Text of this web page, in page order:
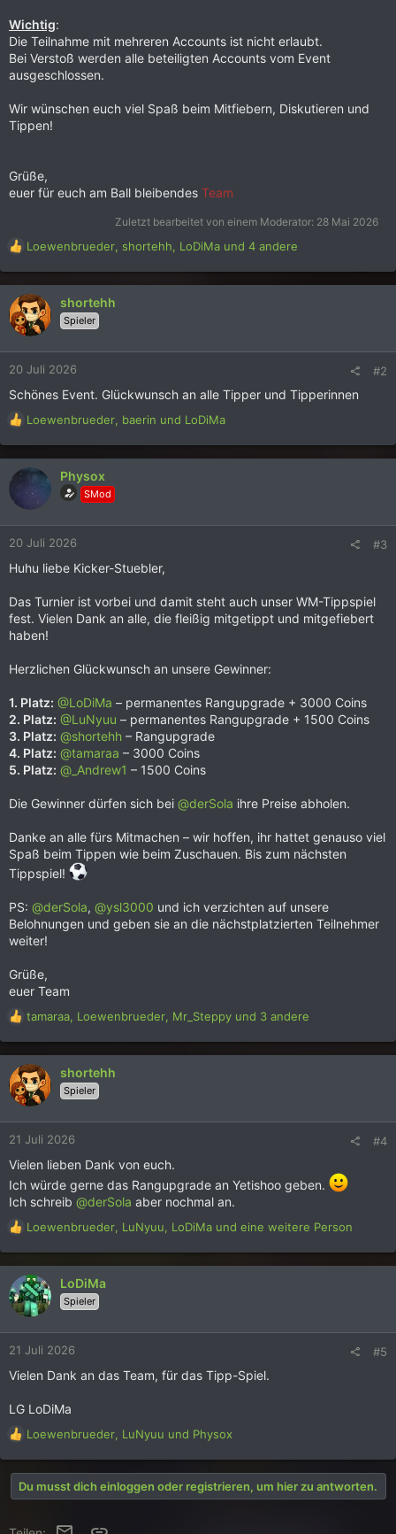
Wichtig:
Die Teilnahme mit mehreren Accounts ist nicht erlaubt.
Bei Verstoß werden alle beteiligten Accounts vom Event
ausgeschlossen.
Wir wünschen euch viel Spaß beim Mitfiebern, Diskutieren und
Tippen!
Grüße,
euer für euch am Ball bleibendes Team
Zuletzt bearbeitet von einem Moderator: 28 Mai 2026
R
k
t
i
o
n
e
n
Loewenbrueder shortehh LoDiMa und 4 andere
shortehh
Spieler
20 Juli 2026 #2
Schönes Event. Glückwunsch an alle Tipper und Tipperinnen
R
k
o
n
e
n
Loewenbrueder baerin und LoDiMa
Physox
SMod
20 Juli 2026 #3
Huhu liebe Kicker-Stuebler,
Das Turnier ist vorbei und damit steht auch unser WM-Tippspiel
fest. Vielen Dank an alle, die fleißig mitgetippt und mitgefiebert
haben!
Herzlichen Glückwunsch an unsere Gewinner:
1. Platz: @LoDiMa – permanentes Rangupgrade + 3000 Coins
2. Platz: @LuNyuu – permanentes Rangupgrade + 1500 Coins
3. Platz: @shortehh – Rangupgrade
4. Platz: @tamaraa – 3000 Coins
5. Platz: @_Andrew1 – 1500 Coins
Die Gewinner dürfen sich bei @derSola ihre Preise abholen.
Danke an alle fürs Mitmachen – wir hoffen, ihr hattet genauso viel
Spaß beim Tippen wie beim Zuschauen. Bis zum nächsten
Tippspiel!
PS: @derSola, @ysl3000 und ich verzichten auf unsere
Belohnungen und geben sie an die nächstplatzierten Teilnehmer
weiter!
Grüße,
euer Team
R
a
k
t
i
o
n
e
n
:
tamaraa Loewenbrueder Mr_Steppy und 3 andere
shortehh
Spieler
21 Juli 2026 #4
Vielen lieben Dank von euch.
Ich würde gerne das Rangupgrade an Yetishoo geben.
Ich schreib @derSola aber nochmal an.
R
a
k
t
i
o
n
e
n
:
Loewenbrueder LuNyuu LoDiMa und eine weitere Person
LoDiMa
Spieler
21 Juli 2026 #5
Vielen Dank an das Team, für das Tipp-Spiel.
LG LoDiMa
R
a
t
o
Loewenbrueder LuNyuu und Physox
Du musst dich einloggen oder registrieren, um hier zu antworten.
E-Mail